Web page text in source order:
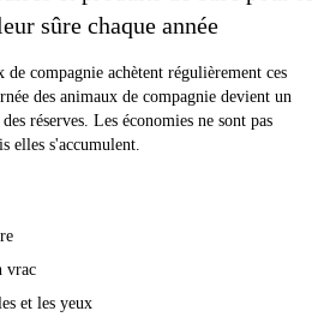
sûre chaque année
compagnie achètent régulièrement ces
des animaux de compagnie devient un
réserves. Les économies ne sont pas
elles s'accumulent.
vrac
et les yeux